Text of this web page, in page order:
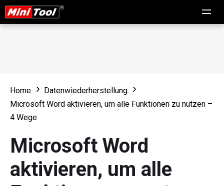
Home
Datenwiederherstellung
Microsoft Word aktivieren, um alle Funktionen zu nutzen –
4 Wege
Microsoft Word
aktivieren, um alle